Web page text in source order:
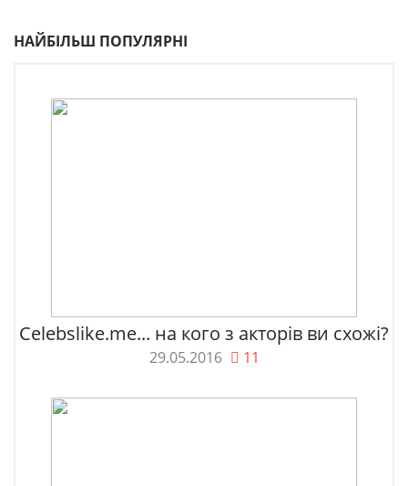
НАЙБІЛЬШ ПОПУЛЯРНІ
Celebslike.me... на кого з акторів ви схожі?
29.05.2016 11